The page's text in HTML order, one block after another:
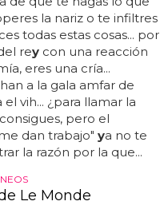
la nariz o te infiltres
todas estas cosas... por
reycon una reacción
eres una cría...
a la gala amfar de
vih... ¿para llamar la
pero el
dan trabajo" ya no te
la razón por la que...
Le Monde